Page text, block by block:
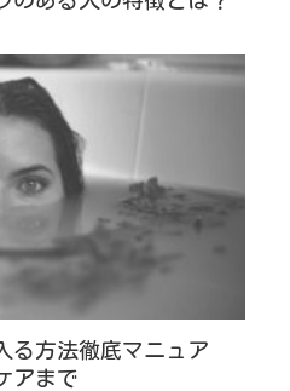
る方法徹底マニュア
アまで